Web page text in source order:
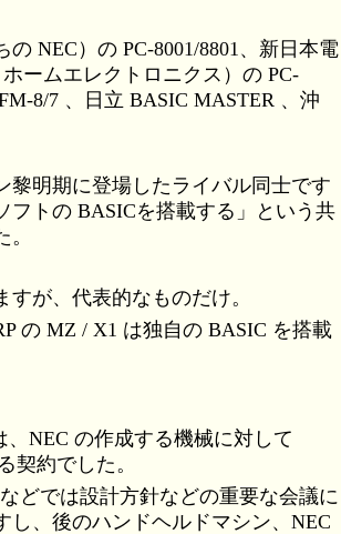
の NEC）の PC-8001/8801、新日本電
ームエレクトロニクス）の PC-
8/7 、日立 BASIC MASTER 、沖
黎明期に登場したライバル同士です
フトの BASICを搭載する」という共
すが、代表的なものだけ。
の MZ / X1 は独自の BASIC を搭載
、NEC の作成する機械に対して
契約でした。
どでは設計方針などの重要な会議に
し、後のハンドヘルドマシン、NEC